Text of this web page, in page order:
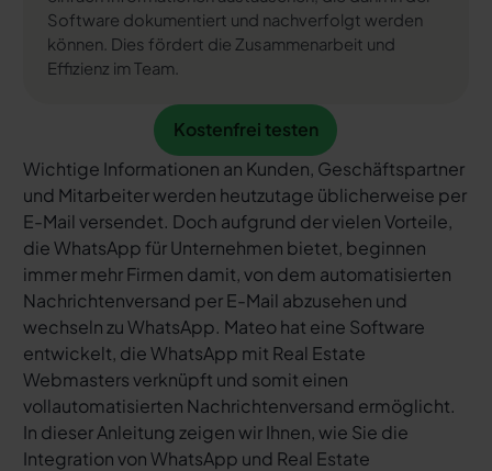
Software dokumentiert und nachverfolgt werden
können. Dies fördert die Zusammenarbeit und
Effizienz im Team.
Kostenfrei testen
Kostenfrei testen
Wichtige Informationen an Kunden, Geschäftspartner
und Mitarbeiter werden heutzutage üblicherweise per
E-Mail versendet. Doch aufgrund der vielen Vorteile,
die WhatsApp für Unternehmen bietet, beginnen
immer mehr Firmen damit, von dem automatisierten
Nachrichtenversand per E-Mail abzusehen und
wechseln zu WhatsApp. Mateo hat eine Software
entwickelt, die WhatsApp mit Real Estate
Webmasters verknüpft und somit einen
vollautomatisierten Nachrichtenversand ermöglicht.
In dieser Anleitung zeigen wir Ihnen, wie Sie die
Integration von WhatsApp und Real Estate